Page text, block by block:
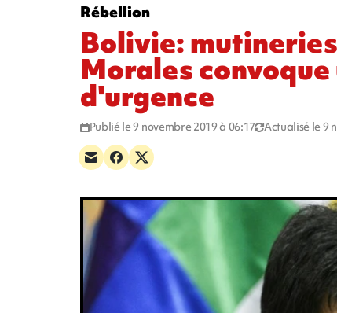
Rébellion
Bolivie:
Morales
d'urgence
Publié le 9 novembre 2019 à 06:17 Actualisé le 9